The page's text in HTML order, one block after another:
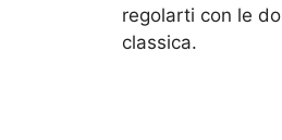
regolarti con le
classica.